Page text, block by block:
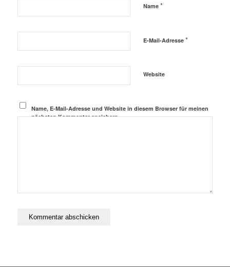
Name *
E-Mail-Adresse *
Website
Name, E-Mail-Adresse und Website in diesem Browser für meinen
nächsten Kommentar speichern.